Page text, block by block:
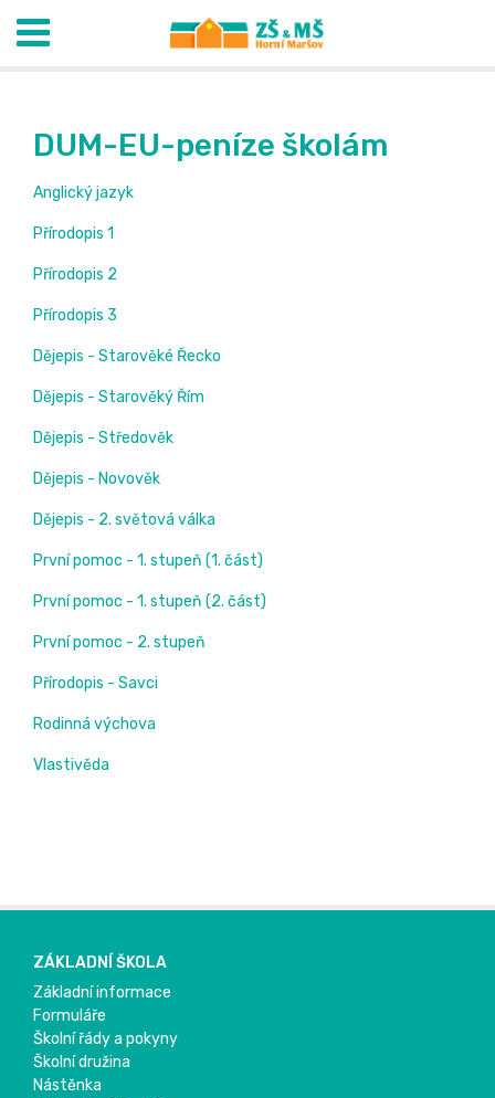
DUM-EU-peníze školám
Anglický jazyk
Přírodopis 1
Přírodopis 2
Přírodopis 3
Dějepis - Starověké Řecko
Dějepis - Starověký Řím
Dějepis - Středověk
Dějepis - Novověk
Dějepis - 2. světová válka
První pomoc - 1. stupeň (1. část)
První pomoc - 1. stupeň (2. část)
První pomoc - 2. stupeň
Přírodopis - Savci
Rodinná výchova
Vlastivěda
ZÁKLADNÍ ŠKOLA
Základní informace
Formuláře
Školní řády a pokyny
Školní družina
Nástěnka